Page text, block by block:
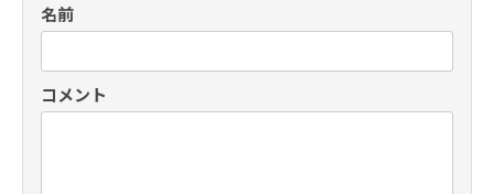
名前
コメント